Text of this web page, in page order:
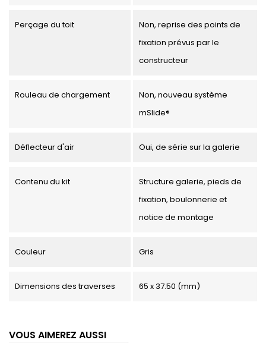
Perçage du toit
Non, reprise des points de
fixation prévus par le
constructeur
Rouleau de chargement
Non, nouveau système
mSlide®
Déflecteur d'air Oui, de série sur la galerie
Contenu du kit
Structure galerie, pieds de
fixation, boulonnerie et
notice de montage
Couleur Gris
Dimensions des traverses 65 x 37.50 (mm)
VOUS AIMEREZ AUSSI